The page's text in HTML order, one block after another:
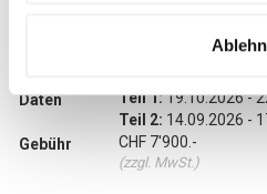
Daten
Teil 1:19.10.2026 -
Teil 2: 14.09.2026 -
Gebühr
CHF 7'900.-
(zzgl. MwSt.)